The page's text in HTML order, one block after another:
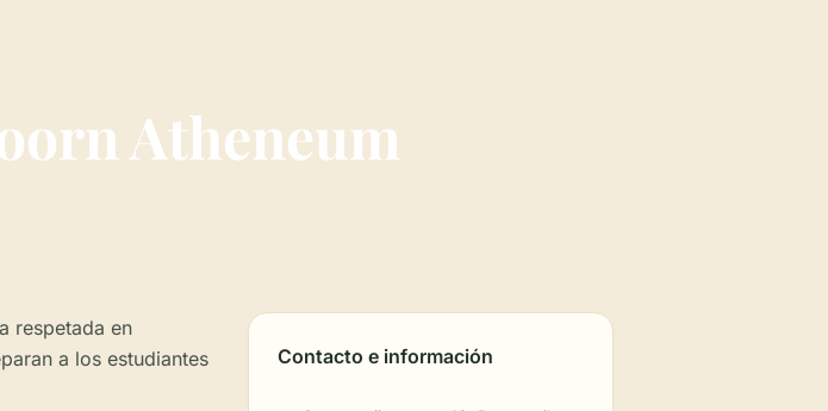
Atheneum
respetada en
a los estudiantes
Contacto e información